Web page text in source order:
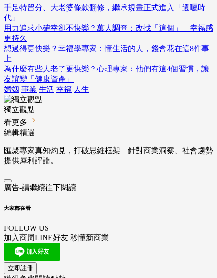
手足特留分、大老婆條款翻修，繼承規畫正式進入「遺囑時
代」
用力追求小確幸卻不快樂？萬人調查：改找「這個」，幸福感
更持久
想過得更快樂？幸福學專家：懂生活的人，錢會花在這8件事
上
為什麼有些人老了更快樂？心理專家：他們有這4個習慣，讓
友誼變「健康資產」
婚姻 事業 生活 幸福 人生
獨立觀點
看更多
編輯精選
匯聚專家真知灼見，打破思維框架，針對商業洞察、社會趨勢
提供犀利評論。
廣告-請繼續往下閱讀
大家都在看
FOLLOW US
加入商周LINE好友 秒懂新商業
立即註冊